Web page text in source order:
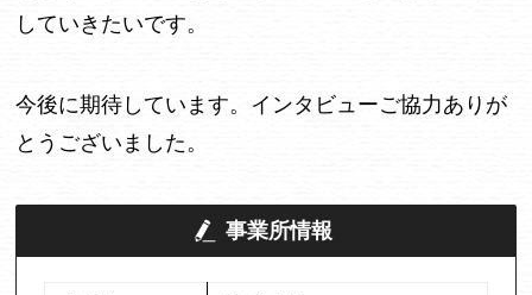
していきたいです。
今後に期待しています。インタビューご協力ありが
とうございました。
事業所情報